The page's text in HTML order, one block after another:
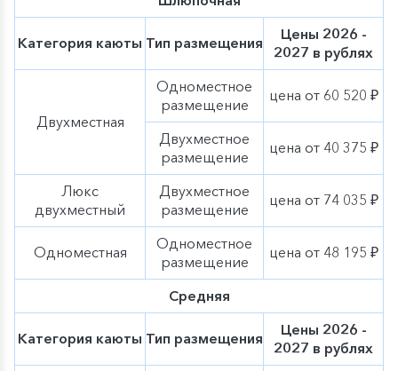
Категория каюты Тип размещения
Цены 2026 -
2027 в рублях
Двухместная
Одноместное
размещение
цена от 60 520 ₽
Двухместное
размещение
цена от 40 375 ₽
Люкс
двухместный
Двухместное
размещение
цена от 74 035 ₽
Одноместная
Одноместное
размещение
цена от 48 195 ₽
Средняя
Категория каюты Тип размещения
Цены 2026 -
2027 в рублях